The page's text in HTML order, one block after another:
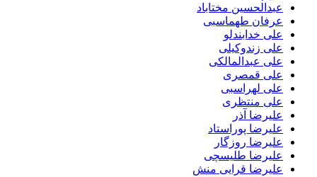
عبدالحسین مختاباد
عرفان طهماسبی
علی خدابندلو
علی زندوکیلی
علی عبدالمالکی
علی قمصری
علی لهراسبی
علی منتظری
علیرضا آذر
علیرضا پوراستاد
علیرضا روزگار
علیرضا طلیسچی
علیرضا قرایی منش